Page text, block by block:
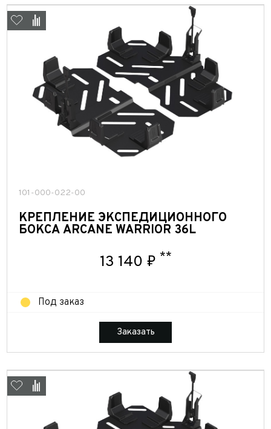
101-000-022-00
КРЕПЛЕНИЕ ЭКСПЕДИЦИОННОГО
БОКСА ARCANE WARRIOR 36L
13 140 ₽ **
Под заказ
Заказать